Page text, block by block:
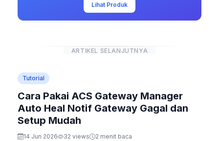
Lihat Produk
ARTIKEL SELANJUTNYA
Tutorial
Cara Pakai ACS Gateway Manager
Auto Heal Notif Gateway Gagal dan
Setup Mudah
14 Jun 2026 32 views 2 menit baca